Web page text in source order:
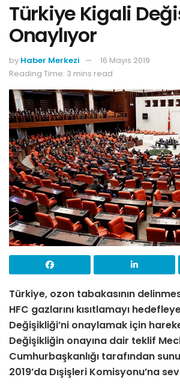
Türkiye Kigali
Onaylıyor
by Haber Merkezi
16 Mayıs 2019
Reading Time: 3 mins read
Türkiye, ozon tabakasının
HFC gazlarını kısıtlamayı
Değişikliği’ni onaylamak için
Değişikliğin onayına dair teklif
Cumhurbaşkanlığı tarafından
2019’da Dışişleri Komisyonu’na